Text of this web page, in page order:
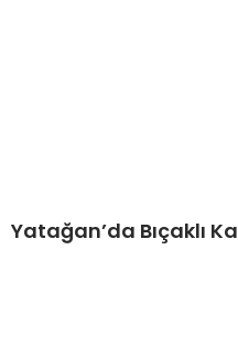
Yatağan’da Bıçaklı